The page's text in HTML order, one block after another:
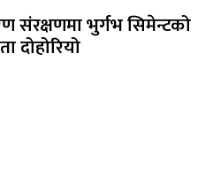
संरक्षणमा भुर्गभ सिमेन्टको
दोहोरियो